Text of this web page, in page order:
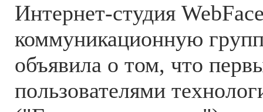
Интернет-студия
коммуникационную
объявила о том, что
пользователями